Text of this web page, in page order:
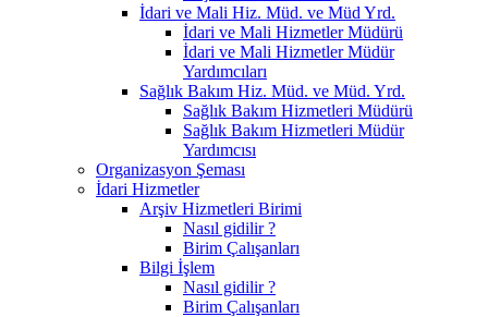
İdari ve Mali Hiz. Müd. ve Müd Yrd.
İdari ve Mali Hizmetler Müdürü
İdari ve Mali Hizmetler Müdür
Yardımcıları
Sağlık Bakım Hiz. Müd. ve Müd. Yrd.
Sağlık Bakım Hizmetleri Müdürü
Sağlık Bakım Hizmetleri Müdür
Yardımcısı
Organizasyon Şeması
İdari Hizmetler
Arşiv Hizmetleri Birimi
Nasıl gidilir ?
Birim Çalışanları
Bilgi İşlem
Nasıl gidilir ?
Birim Çalışanları